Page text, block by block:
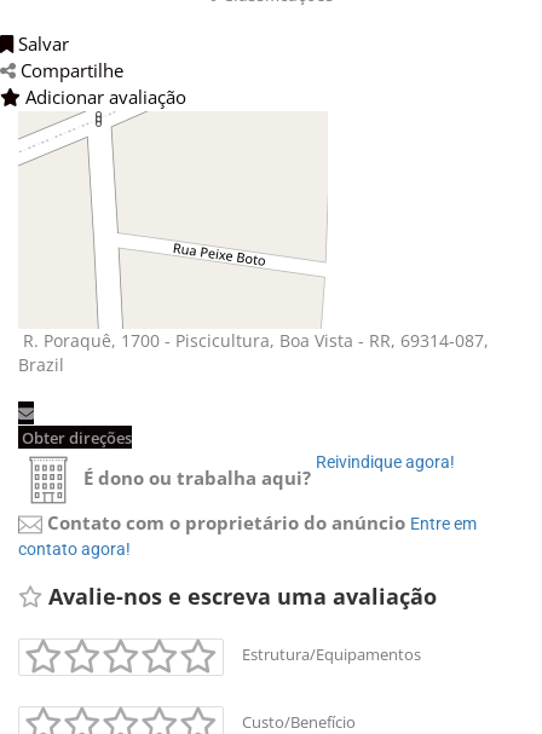
Salvar
Compartilhe
Adicionar avaliação
R. Poraquê, 1700 - Piscicultura, Boa Vista - RR, 69314-087,
Brazil
Obter direções
É dono ou trabalha aqui?
Reivindique agora!
Contato com o proprietário do anúncio Entre em
contato agora!
Avalie-nos e escreva uma avaliação
Estrutura/Equipamentos
Custo/Benefício